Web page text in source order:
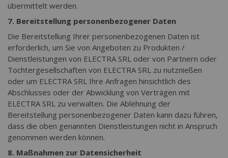
übermittelt werden.
7. Bereitstellung personenbezogener Daten
Die Bereitstellung Ihrer personenbezogenen Daten ist
erforderlich, um Sie von Angeboten zu Produkten /
Dienstleistungen von ELECTRA SRL oder von Partnern oder
Tochtergesellschaften von ELECTRA SRL zu nutznießen
oder um ELECTRA SRL Ihre Anfragen hinsichtlich des
Abschlusses oder der Abwicklung von Verträgen mit
ELECTRA SRL zu verwalten. Die Ablehnung der
Bereitstellung personenbezogener Daten kann dazu führen,
dass die oben genannten Dienstleistungen nicht in Anspruch
genommen werden können.
8. Maßnahmen zur Datensicherheit